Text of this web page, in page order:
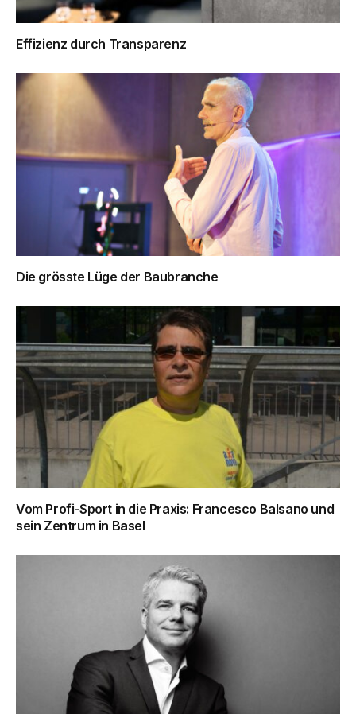
Effizienz durch Transparenz
Die grösste Lüge der Baubranche
Vom Profi-Sport in die Praxis: Francesco Balsano und
sein Zentrum in Basel